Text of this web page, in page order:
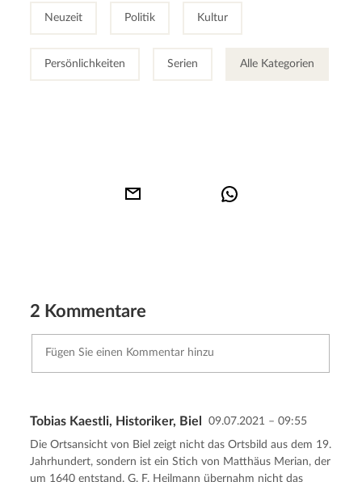
Neuzeit Politik Kultur
Persönlichkeiten Serien Alle Kategorien
2 Kommentare
Abbrechen Kommentar senden
Tobias Kaestli, Historiker, Biel 09.07.2021 – 09:55
Die Ortsansicht von Biel zeigt nicht das Ortsbild aus dem 19.
Jahrhundert, sondern ist ein Stich von Matthäus Merian, der
um 1640 entstand. G. F. Heilmann übernahm nicht das